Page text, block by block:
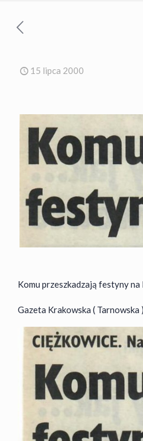
15 lipca 2000
Komu przeszkadzają festyny na
Gazeta Krakowska (